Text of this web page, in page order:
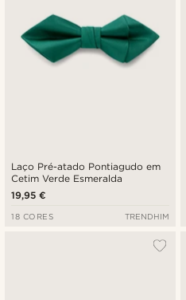
Laço Pré-atado Pontiagudo em
Cetim Verde Esmeralda
19,95 €
18 CORES TRENDHIM